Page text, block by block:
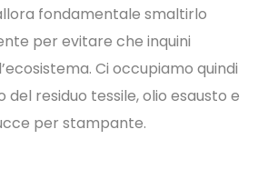
fondamentale smaltirlo
per evitare che inquini
Ci occupiamo quindi
del residuo tessile, olio esausto e
per stampante.